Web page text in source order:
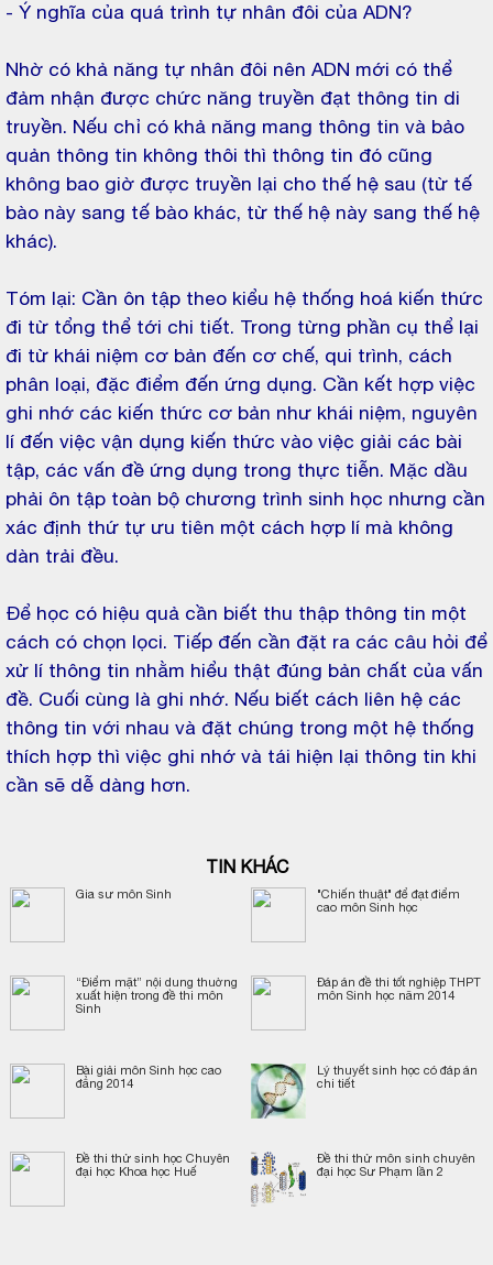
- Ý nghĩa của quá trình tự nhân đôi của ADN?
Nhờ có khả năng tự nhân đôi nên ADN mới có thể
đảm nhận được chức năng truyền đạt thông tin di
truyền. Nếu chỉ có khả năng mang thông tin và bảo
quản thông tin không thôi thì thông tin đó cũng
không bao giờ được truyền lại cho thế hệ sau (từ tế
bào này sang tế bào khác, từ thế hệ này sang thế hệ
khác).
Tóm lại: Cần ôn tập theo kiểu hệ thống hoá kiến thức
đi từ tổng thể tới chi tiết. Trong từng phần cụ thể lại
đi từ khái niệm cơ bản đến cơ chế, qui trình, cách
phân loại, đặc điểm đến ứng dụng. Cần kết hợp việc
ghi nhớ các kiến thức cơ bản như khái niệm, nguyên
lí đến việc vận dụng kiến thức vào việc giải các bài
tập, các vấn đề ứng dụng trong thực tiễn. Mặc dầu
phải ôn tập toàn bộ chương trình sinh học nhưng cần
xác định thứ tự ưu tiên một cách hợp lí mà không
dàn trải đều.
Để học có hiệu quả cần biết thu thập thông tin một
cách có chọn lọci. Tiếp đến cần đặt ra các câu hỏi để
xử lí thông tin nhằm hiểu thật đúng bản chất của vấn
đề. Cuối cùng là ghi nhớ. Nếu biết cách liên hệ các
thông tin với nhau và đặt chúng trong một hệ thống
thích hợp thì việc ghi nhớ và tái hiện lại thông tin khi
cần sẽ dễ dàng hơn.
TIN KHÁC
Gia sư môn Sinh
"Chiến thuật" để đạt điểm
cao môn Sinh học
“Điểm mặt” nội dung thuờng
xuất hiện trong đề thi môn
Sinh
Đáp án đề thi tốt nghiệp THPT
môn Sinh học năm 2014
Bài giải môn Sinh học cao
đẳng 2014
Lý thuyết sinh học có đáp án
chi tiết
Đề thi thử sinh học Chuyên
đại học Khoa học Huế
Đề thi thử môn sinh chuyên
đại học Sư Phạm lần 2